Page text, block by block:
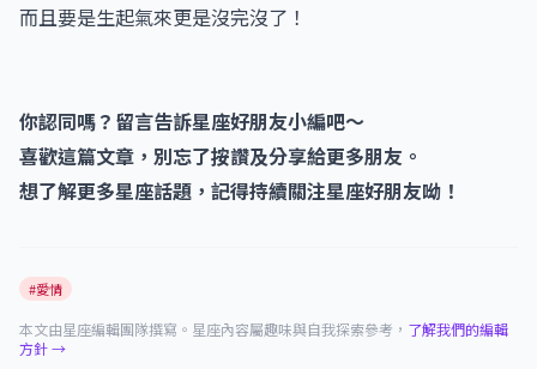
而且要是生起氣來更是沒完沒了！
你認同嗎？留言告訴星座好朋友小編吧～
喜歡這篇文章，別忘了按讚及分享給更多朋友。
想了解更多星座話題，記得持續關注星座好朋友呦！
#愛情
本文由星座編輯團隊撰寫。星座內容屬趣味與自我探索參考， 了解我們的編輯
方針 →